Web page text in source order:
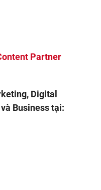
Partner
Digital
Business tại: